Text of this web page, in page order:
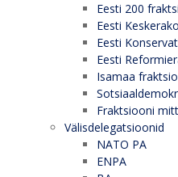
Eesti 200
Eesti
Eesti
Eesti
Isamaa
Fraktsiooni
Välisdelegatsioonid
NATO PA
ENPA